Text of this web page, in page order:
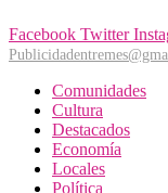
Facebook Twitter
Comunidades
Cultura
Destacados
Economía
Locales
Política